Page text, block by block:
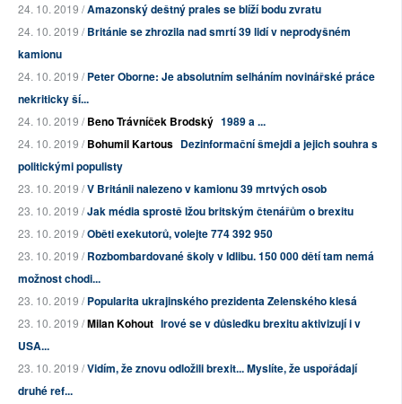
24. 10. 2019 /Amazonský deštný prales se blíží bodu zvratu
24. 10. 2019 /Británie se zhrozila nad smrtí 39 lidí v neprodyšném
kamionu
24. 10. 2019 /Peter Oborne: Je absolutním selháním novinářské práce
nekriticky ší...
24. 10. 2019 /Beno Trávníček Brodský 1989 a ...
24. 10. 2019 /Bohumil Kartous Dezinformační šmejdi a jejich souhra s
politickými populisty
23. 10. 2019 /V Británii nalezeno v kamionu 39 mrtvých osob
23. 10. 2019 /Jak média sprostě lžou britským čtenářům o brexitu
23. 10. 2019 /Oběti exekutorů, volejte 774 392 950
23. 10. 2019 /Rozbombardované školy v Idlibu. 150 000 dětí tam nemá
možnost chodi...
23. 10. 2019 /Popularita ukrajinského prezidenta Zelenského klesá
23. 10. 2019 /Milan Kohout Irové se v důsledku brexitu aktivizují i v
USA...
23. 10. 2019 /Vidím, že znovu odložili brexit... Myslíte, že uspořádají
druhé ref...